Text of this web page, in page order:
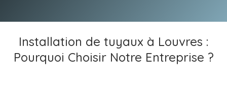
Installation de tuyaux à Louvres :
Pourquoi Choisir Notre Entreprise ?